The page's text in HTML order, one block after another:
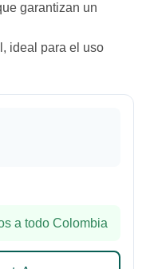
garantizan un
ideal para el uso
a todo Colombia